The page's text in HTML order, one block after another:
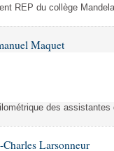
REP du collège
Maquet
des
Larsonneur